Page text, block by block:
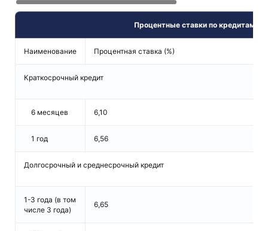
Процентные ставки по кредитам
Наименование Процентная ставка (%)
Краткосрочный кредит
6 месяцев 6,10
1 год 6,56
Долгосрочный и среднесрочный кредит
1-3 года (в том
числе 3 года)
6,65